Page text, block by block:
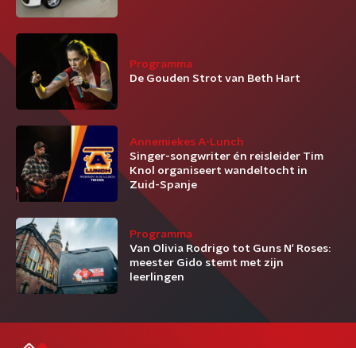
Programma
De Gouden Strot van Beth Hart
Annemiekes A-Lunch
Singer-songwriter én reisleider Tim
Knol organiseert wandeltocht in
Zuid-Spanje
Programma
Van Olivia Rodrigo tot Guns N' Roses:
meester Gido stemt met zijn
leerlingen